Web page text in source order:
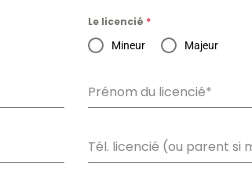
Le licencié *
Mineur Majeur